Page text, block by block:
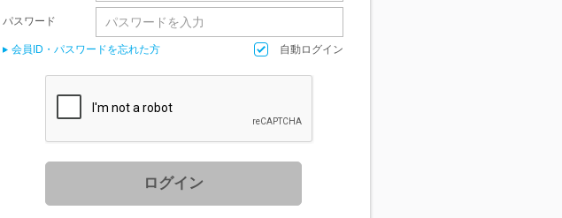
パスワード
会員ID・パスワードを忘れた方 自動ログイン
ログイン